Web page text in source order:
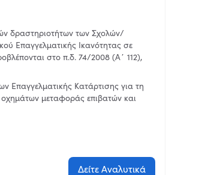
δραστηριοτήτων των Σχολών/
Επαγγελματικής Ικανότητας σε
στο π.δ. 74/2008 (Α΄ 112),
Επαγγελματικής Κατάρτισης για τη
μεταφοράς επιβατών και
Δείτε Αναλυτικά